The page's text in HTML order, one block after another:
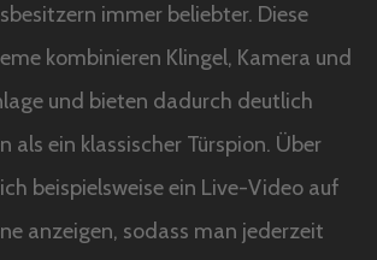
immer beliebter. Diese
kombinieren Klingel, Kamera und
und bieten dadurch deutlich
als ein klassischer Türspion. Über
beispielsweise ein Live-Video auf
anzeigen, sodass man jederzeit